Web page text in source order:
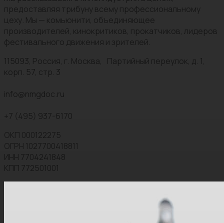
предоставляя трибуну всему профессиональному
цеху. Мы — комьюнити, объединяющее
производителей, кинокритиков, прокатчиков, лидеров
фестивального движения и зрителей.
115093, Россия, г. Москва, Партийный переулок, д. 1,
корп. 57, стр. 3
info@nmgdoc.ru
+7 (495) 937-6170